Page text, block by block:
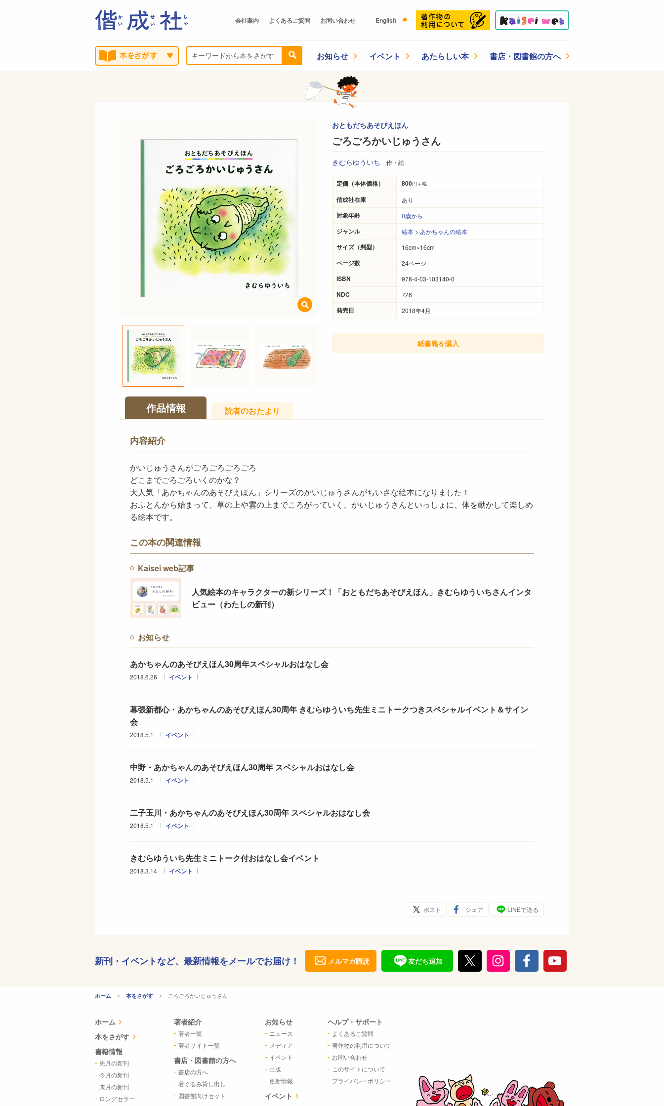
会社案内 よくあるご質問 お問い合わせ English
お知らせ イベント あたらしい本 書店・図書館の方へ
おともだちあそびえほん
ごろごろかいじゅうさん
きむらゆういち 作・絵
定価（本体価格） 800円＋税
偕成社在庫 あり
対象年齢 0歳から
ジャンル 絵本 > あかちゃんの絵本
サイズ（判型） 16cm×16cm
ページ数 24ページ
ISBN 978-4-03-103140-0
NDC 726
発売日 2018年4月
紙書籍を購入
作品情報 読者のおたより
内容紹介
かいじゅうさんがごろごろごろごろ
どこまでごろごろいくのかな？
大人気「あかちゃんのあそびえほん」シリーズのかいじゅうさんがちいさな絵本になりました！
おふとんから始まって、草の上や雲の上までころがっていく、かいじゅうさんといっしょに、体を動かして楽しめ
る絵本です。
この本の関連情報
Kaisei web記事
人気絵本のキャラクターの新シリーズ！「おともだちあそびえほん」きむらゆういちさんインタ
ビュー（わたしの新刊）
お知らせ
あかちゃんのあそびえほん30周年スペシャルおはなし会
2018.6.26 イベント
幕張新都心・あかちゃんのあそびえほん30周年 きむらゆういち先生ミニトークつきスペシャルイベント＆サイン
会
2018.5.1 イベント
中野・あかちゃんのあそびえほん30周年 スペシャルおはなし会
2018.5.1 イベント
二子玉川・あかちゃんのあそびえほん30周年 スペシャルおはなし会
2018.5.1 イベント
きむらゆういち先生ミニトーク付おはなし会イベント
2018.3.14 イベント
ポスト シェア LINEで送る
新刊・イベントなど、 最新情報をメールでお届け！ メルマガ購読 友だち追加
ホーム 本をさがす CURRENT:
ごろごろかいじゅうさん
ホーム
本をさがす
書籍情報
先月の新刊
今月の新刊
来月の新刊
ロングセラー
著者紹介
著者一覧
著者サイト一覧
書店・図書館の方へ
書店の方へ
着ぐるみ貸し出し
図書館向けセット
お知らせ
ニュース
メディア
イベント
出版
更新情報
イベント
ヘルプ・サポート
よくあるご質問
著作物の利用について
お問い合わせ
このサイトについて
プライバシーポリシー